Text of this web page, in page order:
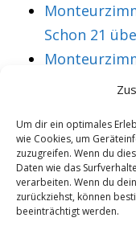
Um dir ein optimales
wie Cookies, um
zuzugreifen. Wenn du
Daten wie das
verarbeiten. Wenn du
zurückziehst, können
beeinträchtigt werden.
Schon 21
Über 36
VORHERIGER ARTIKEL
Monteurzimmer
Langen
Messezimmer